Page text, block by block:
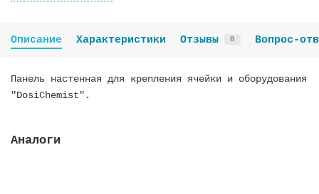
Описание Характеристики Отзывы 0 Вопрос-
Панель настенная для крепления ячейки и оборудования
"DosiChemist".
Аналоги